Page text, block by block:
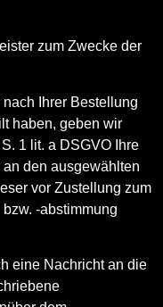
zum Zwecke der
Ihrer Bestellung
haben, geben wir
1 lit. a DSGVO Ihre
den ausgewählten
vor Zustellung zum
-abstimmung
eine Nachricht an die